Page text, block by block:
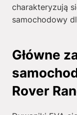
charakteryzują
samochodowy
Główne
Rover